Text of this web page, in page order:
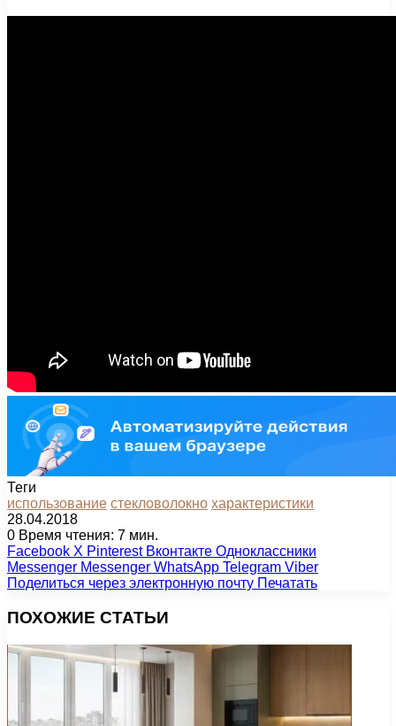
Теги
использование стекловолокно характеристики
28.04.2018
0 Время чтения: 7 мин.
Facebook X Pinterest Вконтакте Одноклассники
Messenger Messenger WhatsApp Telegram Viber
Поделиться через электронную почту Печатать
ПОХОЖИЕ СТАТЬИ